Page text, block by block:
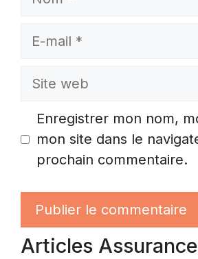
E-
Site
Enregistrer mon nom,
mon site dans le
prochain commentaire.
Articles Assurance